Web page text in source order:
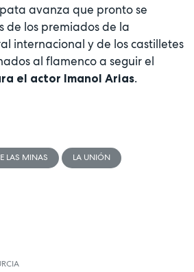
avanza que pronto se
de los premiados de la
internacional y de los castilletes
al flamenco a seguir el
el actor Imanol Arias.
LAS MINAS LA UNIÓN